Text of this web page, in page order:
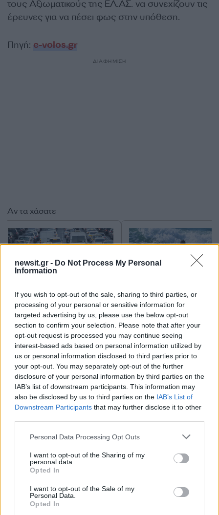
newsit.gr - Do Not Process My Personal
Information
If you wish to opt-out of the sale, sharing to third parties, or
processing of your personal or sensitive information for
targeted advertising by us, please use the below opt-out
section to confirm your selection. Please note that after your
opt-out request is processed you may continue seeing
interest-based ads based on personal information utilized by
us or personal information disclosed to third parties prior to
your opt-out. You may separately opt-out of the further
disclosure of your personal information by third parties on the
IAB’s list of downstream participants. This information may
also be disclosed by us to third parties on the IAB’s List of
Downstream Participants that may further disclose it to other
Please note that this website/app uses one or more Google
not limited to your visit or usage behaviour. You may click to
grant or deny consent to Google and its third-party tags to
use your data for below specified purposes in below Google
consent section.
Personal Data Processing Opt Outs
I want to opt-out of the Sharing of my
personal data.
Opted In
I want to opt-out of the Sale of my
Personal Data.
Opted In
τους Αξιωματικούς της ΕΛ.ΑΣ. να συνεχίζουν τις
έρευνες για να πέσει φως στην υπόθεση.
Πηγή: e-volos.gr
ΔΙΑΦΗΜΙΣΗ
Σχόλια
Σχολίασε εδώ
Αν τα χάσατε
Πινακίδες κυκλοφορίας με
λίγα κλικ: Τα 3 βήματα για
παραγγελίες και έκδοση –
Αυστηροποιούνται οι
κυρώσεις για παραβάσεις
Εκρηκτικό κοκτέιλ
με 40άρια και 8
Σε συναγερμό η χώρα
φωτιές, ενισχύονται
άνεμοι τις επόμενες